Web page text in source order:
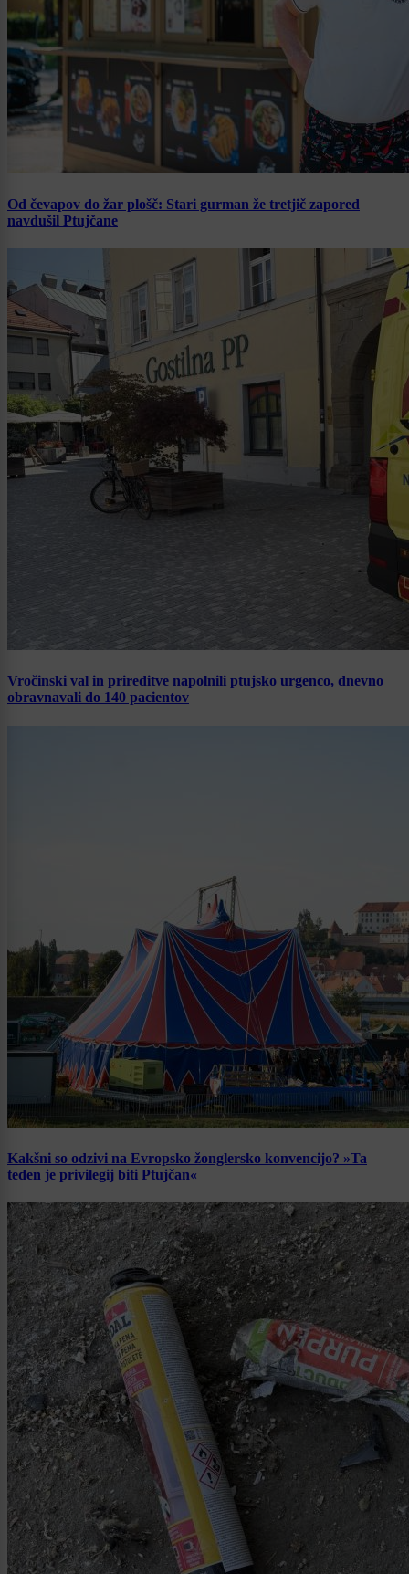
Od čevapov do žar plošč: Stari gurman že tretjič zapored
navdušil Ptujčane
Vročinski val in prireditve napolnili ptujsko urgenco, dnevno
obravnavali do 140 pacientov
Kakšni so odzivi na Evropsko žonglersko konvencijo? »Ta
teden je privilegij biti Ptujčan«